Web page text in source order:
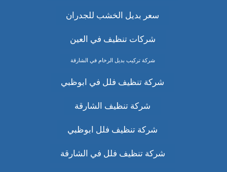
سعر بديل الخشب للجدران
شركات تنظيف في العين
شركة تركيب بديل الرخام في الشارقة
شركة تنظيف فلل في ابوظبي
شركة تنظيف الشارقة
شركة تنظيف فلل ابوظبي
شركة تنظيف فلل في الشارقة